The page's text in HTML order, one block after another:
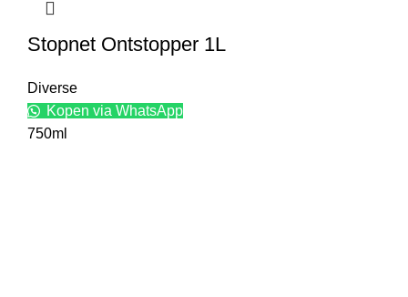
Stopnet Ontstopper 1L
Diverse
Kopen via WhatsApp
750ml